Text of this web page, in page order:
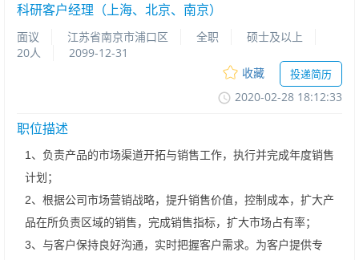
科研客户经理（上海、北京、南京）
面议 江苏省南京市浦口区 全职
硕士及以上
20人
2099-12-31
收藏
投递简历
2020-02-2818:12:33
职位描述
1、负责产品的市场渠道开拓与销售工作，执行并完成年度销售
计划；
2、根据公司市场营销战略，提升销售价值，控制成本，扩大产
品在所负责区域的销售，完成销售指标，扩大市场占有率；
3、与客户保持良好沟通，实时把握客户需求。为客户提供专